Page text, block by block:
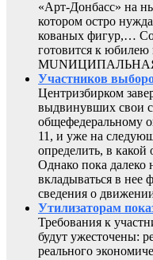
«Арт-Донбасс» на
котором остро
кованых фигур,…
готовится к юбилею
Участников
Центризбирком
выдвинувших свои
общефедеральному
11, и уже на
определить, в какой
Однако пока далеко
вкладываться в нее
сведения о
Утилизаторам
Требования к
будут ужесточены:
реального